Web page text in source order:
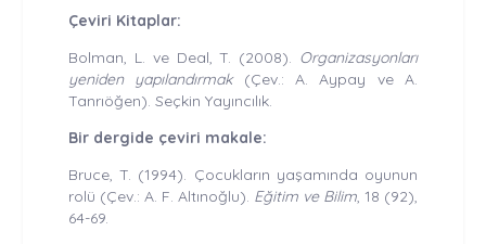
Çeviri Kitaplar:
Bolman, L. ve Deal, T. (2008). Organizasyonları
yeniden yapılandırmak(Çev.: A. Aypay ve A.
Tanrıöğen). Seçkin Yayıncılık.
Bir dergide çeviri makale:
Bruce, T. (1994). Çocukların yaşamında oyunun
rolü (Çev.: A. F. Altınoğlu). Eğitim ve Bilim, 18 (92),
64-69.